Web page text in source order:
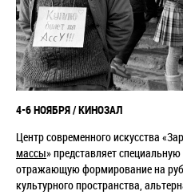
4-6 НОЯБРЯ / КИНОЗАЛ
Центр современного искусства
массы» представляет
отражающую формирование на
культурного пространства,